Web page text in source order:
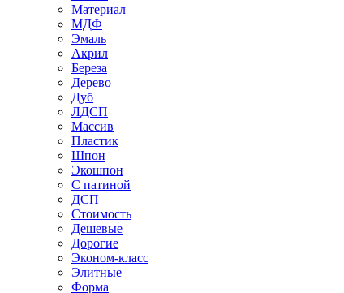
Материал
МДФ
Эмаль
Акрил
Береза
Дерево
Дуб
ЛДСП
Массив
Пластик
Шпон
Экошпон
С патиной
ДСП
Стоимость
Дешевые
Дорогие
Эконом-класс
Элитные
Форма